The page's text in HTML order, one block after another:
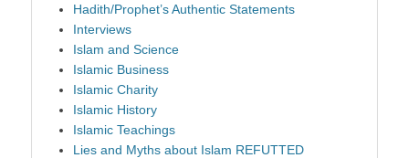
Hadith/Prophet’s Authentic Statements
Interviews
Islam and Science
Islamic Business
Islamic Charity
Islamic History
Islamic Teachings
Lies and Myths about Islam REFUTTED